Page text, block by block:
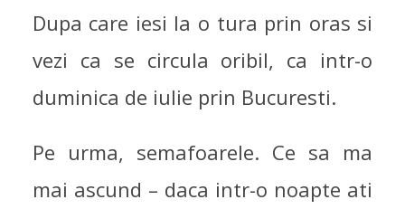
Dupa care iesi la o tura prin oras si
vezi ca se circula oribil, ca intr-o
duminica de iulie prin Bucuresti.
Pe urma, semafoarele. Ce sa ma
mai ascund – daca intr-o noapte ati